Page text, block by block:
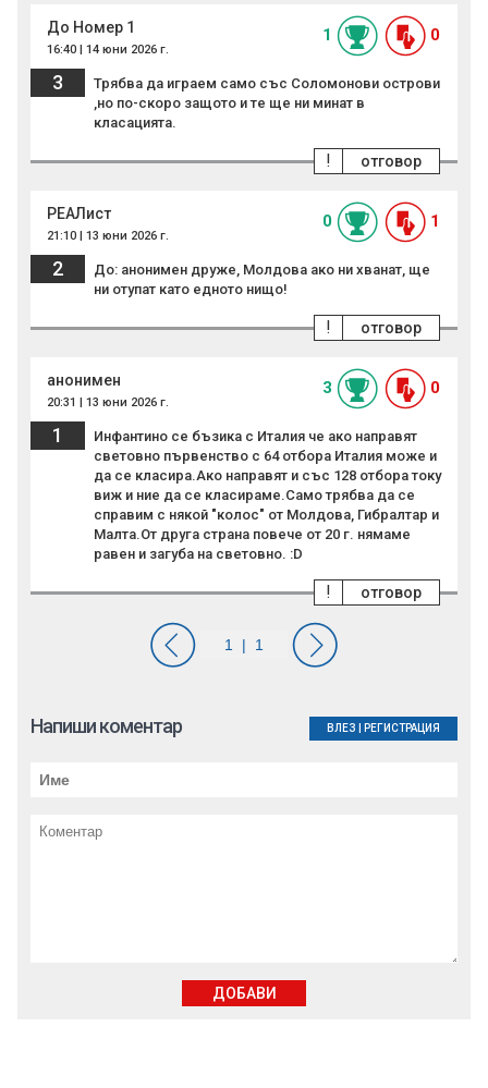
До Номер 1
16:40 | 14 юни 2026 г.
1 0
3
Трябва да играем само със Соломонови острови
,но по-скоро защото и те ще ни минат в
класацията.
отговор
!
РЕАЛист
21:10 | 13 юни 2026 г.
0 1
2
До: анонимен друже, Молдова ако ни хванат, ще
ни отупат като едното нищо!
отговор
!
анонимен
20:31 | 13 юни 2026 г.
3 0
1
Инфантино се бъзика с Италия че ако направят
световно първенство с 64 отбора Италия може и
да се класира.Ако направят и със 128 отбора току
виж и ние да се класираме.Само трябва да се
справим с някой "колос" от Молдова, Гибралтар и
Малта.От друга страна повече от 20 г. нямаме
равен и загуба на световно. :D
отговор
!
Напиши коментар ВЛЕЗ РЕГИСТРАЦИЯ
ДОБАВИ